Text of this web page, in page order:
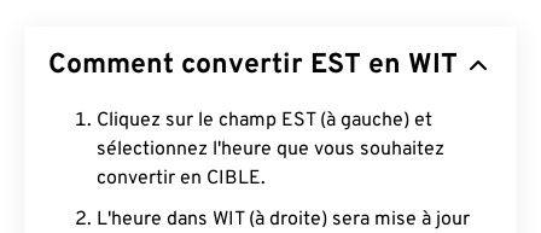
Comment convertir EST en WIT
Cliquez sur le champ EST (à gauche) et
sélectionnez l'heure que vous souhaitez
convertir en CIBLE.
L'heure dans WIT (à droite) sera mise à jour